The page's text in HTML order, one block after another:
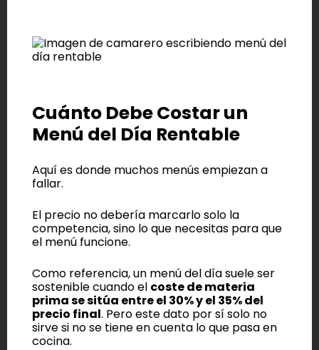
Cuánto Debe Costar un
Menú del Día Rentable
Aquí es donde muchos menús empiezan a
fallar.
El precio no debería marcarlo solo la
competencia, sino lo que necesitas para que
el menú funcione.
Como referencia, un menú del día suele ser
sostenible cuando el coste de materia
prima se sitúa entre el 30% y el 35% del
precio final. Pero este dato por sí solo no
sirve si no se tiene en cuenta lo que pasa en
cocina.